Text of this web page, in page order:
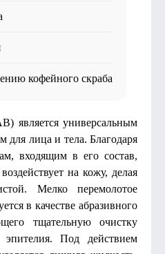
кофейного скраба
является универсальным
для лица и тела. Благодаря
входящим в его состав,
на кожу, делая
Мелко перемолотое
в качестве абразивного
тщательную очистку
эпителия. Под действием